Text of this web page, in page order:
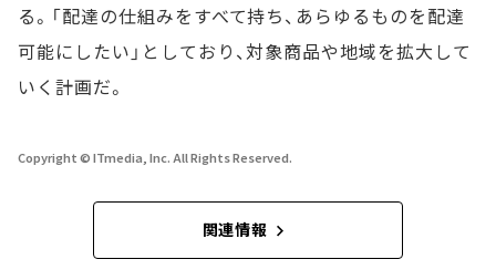
る。「配達の仕組みをすべて持ち、あらゆるものを配達
可能にしたい」としており、対象商品や地域を拡大して
いく計画だ。
Copyright © ITmedia, Inc. All Rights Reserved.
関連情報